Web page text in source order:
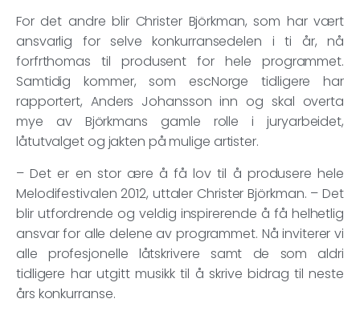
For det andre blir Christer Björkman, som har vært
ansvarlig for selve konkurransedelen i ti år, nå
forfrthomas til produsent for hele programmet.
Samtidig kommer, som escNorge tidligere har
rapportert, Anders Johansson inn og skal overta
mye av Björkmans gamle rolle i juryarbeidet,
låtutvalget og jakten på mulige artister.
– Det er en stor ære å få lov til å produsere hele
Melodifestivalen 2012, uttaler Christer Björkman. – Det
blir utfordrende og veldig inspirerende å få helhetlig
ansvar for alle delene av programmet. Nå inviterer vi
alle profesjonelle låtskrivere samt de som aldri
tidligere har utgitt musikk til å skrive bidrag til neste
års konkurranse.